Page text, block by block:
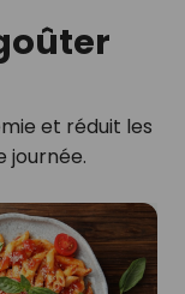
et réduit les
journée.